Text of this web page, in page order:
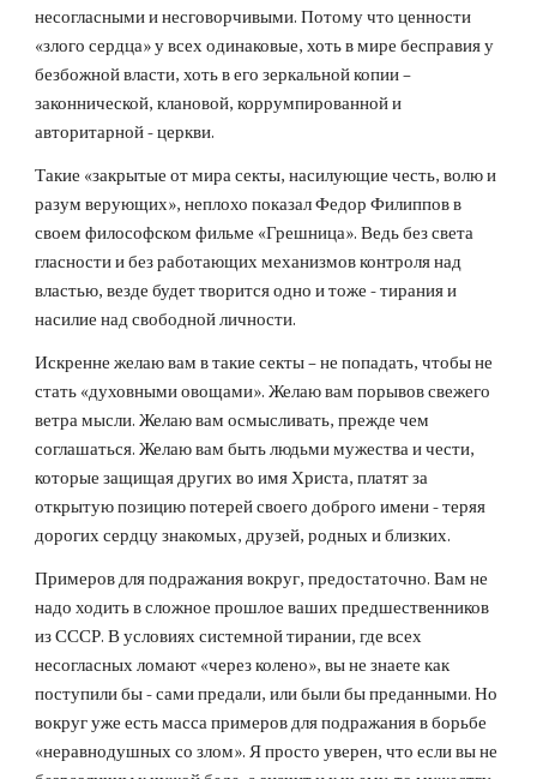
несогласными и несговорчивыми. Потому что ценности
«злого сердца» у всех одинаковые, хоть в мире бесправия у
безбожной власти, хоть в его зеркальной копии –
законнической, клановой, коррумпированной и
авторитарной - церкви.
Такие «закрытые от мира секты, насилующие честь, волю и
разум верующих», неплохо показал Федор Филиппов в
своем философском фильме «Грешница». Ведь без света
гласности и без работающихмеханизмовконтроля над
властью, везде будет творится одно и тоже - тирания и
насилие над свободной личности.
Искренне желаю вам в такие секты – не попадать, чтобы не
стать «духовными овощами». Желаю вам порывов свежего
ветра мысли. Желаю вам осмысливать, прежде чем
соглашаться. Желаю вам быть людьми мужества и чести,
которые защищая других во имя Христа, платят за
открытую позицию потерей своего доброго имени - теряя
дорогих сердцу знакомых, друзей, родных и близких.
Примеров для подражания вокруг, предостаточно. Вам не
надо ходить в сложное прошлое ваших предшественников
из СССР. В условиях системнойтирании, где всех
несогласных ломают «через колено», вы не знаете как
поступили бы - сами предали, или были бы преданными. Но
вокруг уже есть масса примеров для подражания в борьбе
«неравнодушных со злом». Я просто уверен, что если вы не